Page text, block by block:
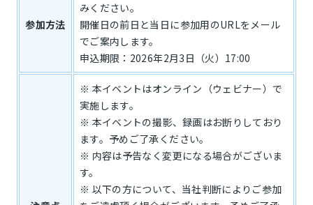
参加方法
みください。
開催日の前日と当日に参加用のURLをメール
でご案内します。
申込期限：2026年2月3日（火）17:00
※ 本イベントはオンライン（ウェビナー）で
実施します。
※ 本イベントの撮影、録画はお断りしており
ます。予めご了承ください。
※ 内容は予告なく変更になる場合がございま
す。
※ 以下の方について、当社判断によりご参加